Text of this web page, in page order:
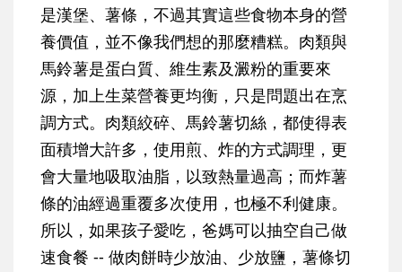
是漢堡、薯條，不過其實這些食物本身的營
養價值，並不像我們想的那麼糟糕。肉類與
馬鈴薯是蛋白質、維生素及澱粉的重要來
源，加上生菜營養更均衡，只是問題出在烹
調方式。肉類絞碎、馬鈴薯切絲，都使得表
面積增大許多，使用煎、炸的方式調理，更
會大量地吸取油脂，以致熱量過高；而炸薯
條的油經過重覆多次使用，也極不利健康。
所以，如果孩子愛吃，爸媽可以抽空自己做
速食餐 -- 做肉餅時少放油、少放鹽，薯條切